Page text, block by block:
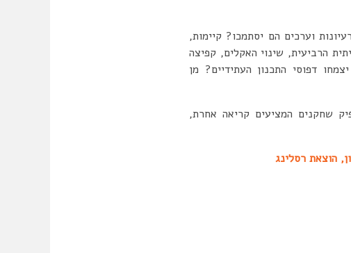
וערכים הם יסתמכו? קיימות,
הרביעית, שינוי האקלים, קפיצה
דפוסי התכנון העתידיים? מן
שחקנים המציעים קריאה אחרת,
הוצאת רסלינג